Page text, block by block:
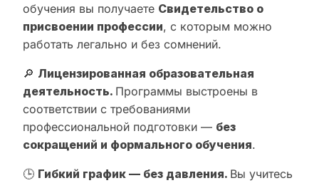
обучения вы получаете Свидетельство о
присвоении профессии, с которым можно
работать легально и без сомнений.
🔎 Лицензированная образовательная
деятельность. Программы выстроены в
соответствии с требованиями
профессиональной подготовки — без
сокращений и формального обучения.
🕒 Гибкий график — без давления. Вы учитесь